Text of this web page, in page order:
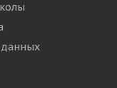
данных